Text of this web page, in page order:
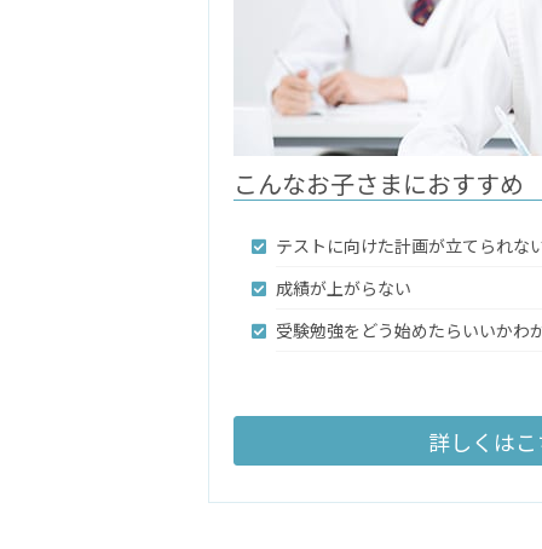
こんなお子さまにおすすめ
テストに向けた計画が立てられな
成績が上がらない
受験勉強をどう始めたらいいかわ
詳しくは